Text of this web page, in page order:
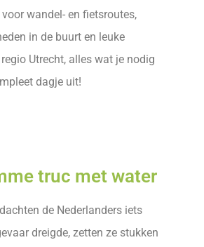
wandel- en fietsroutes,
in de buurt en leuke
Utrecht, alles wat je nodig
dagje uit!
truc met water
de Nederlanders iets
dreigde, zetten ze stukken